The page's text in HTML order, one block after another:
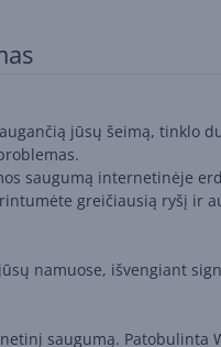
jūsų šeimą, tinklo
saugumą internetinėje
greičiausią ryšį ir
namuose, išvengiant
saugumą.